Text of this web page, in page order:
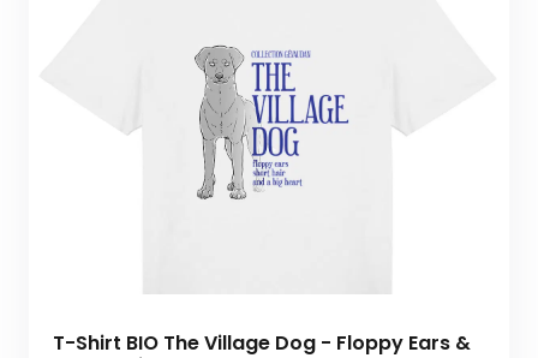
T-Shirt BIO The Village Dog - Floppy Ears &